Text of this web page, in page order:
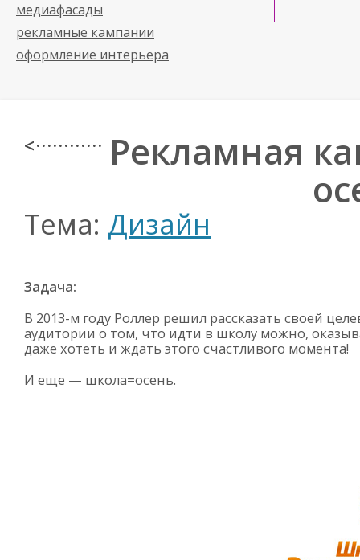
медиафасады
рекламные кампании
оформление интерьера
< · · · · · · · · · · · · Рекламная
Тема: Дизайн
Задача:
В 2013-м году Роллер решил рассказать своей
аудитории о том, что идти в школу можно,
даже хотеть и ждать этого счастливого момента!
И еще — школа=осень.